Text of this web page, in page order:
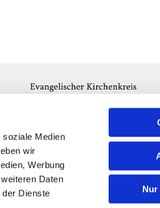
soziale Medien
wir
Werbung
Daten
Dienste
Nur